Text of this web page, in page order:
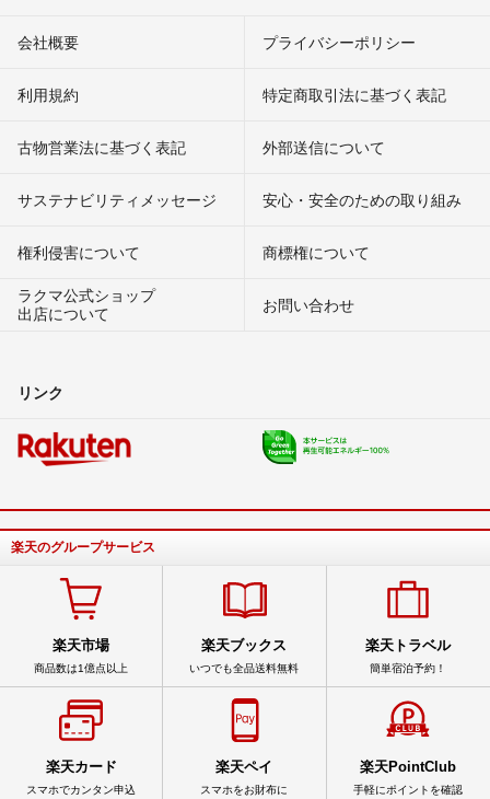
会社概要 プライバシーポリシー
利用規約 特定商取引法に基づく表記
古物営業法に基づく表記 外部送信について
サステナビリティメッセージ 安心・安全のための取り組み
権利侵害について
商標権について
ラクマ公式ショップ
出店について
お問い合わせ
リンク
楽天のグループサービス
楽天市場
商品数は1億点以上
楽天ブックス
いつでも全品送料無料
楽天トラベル
簡単宿泊予約！
楽天カード
スマホでカンタン申込
楽天ペイ
スマホをお財布に
楽天PointClub
手軽にポイントを確認